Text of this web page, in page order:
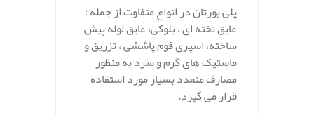
پلی یورتان در انواع متفاوت از جمله :
عایق تخته ای ، بلوکی، عایق لوله پیش
ساخته، اسپری فوم پاششی ، تزریق و
ماستیک های گرم و سرد به منظور
مصارف متعدد بسیار مورد استفاده
قرار می گیرد.